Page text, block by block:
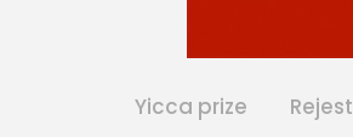
Yicca prize